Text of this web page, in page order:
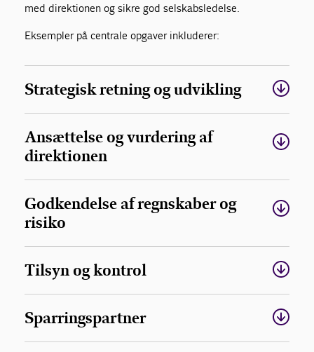
med direktionen og sikre god selskabsledelse.
Eksempler på centrale opgaver inkluderer:
Strategisk retning og udvikling
Ansættelse og vurdering af
direktionen
Godkendelse af regnskaber og
risiko
Tilsyn og kontrol
Sparringspartner